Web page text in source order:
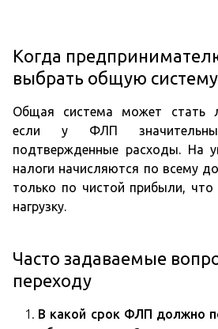
Когда
выбрать общую систему
Общая система может стать
если у ФЛП
подтвержденные расходы. На
налоги начисляются по всему
только по чистой прибыли, что
нагрузку.
Часто задаваемые
переходу
В какой срок ФЛП должно